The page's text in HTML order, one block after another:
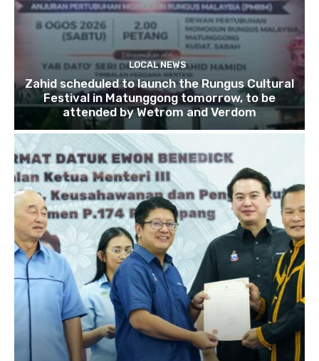
LOCAL NEWS
Zahid scheduled to launch the Rungus Cultural
Festival in Matunggong tomorrow, to be
attended by Wetrom and Verdom